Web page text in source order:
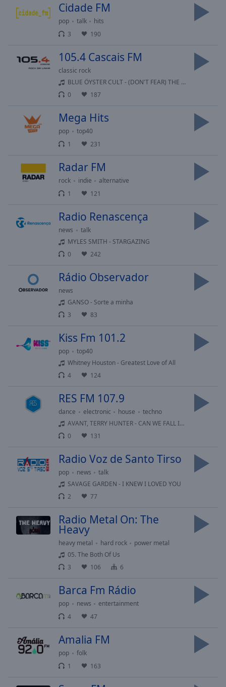
cancel
window.
Opacity
Caption
Opacity
Done
dialog
window.
Cidade FM
pop talk
hits
3
190
105.4 Cascais FM
classic rock
BLUE ÖYSTER CULT - (DON'T FEAR) THE REAPER
0
187
Mega Hits
pop
top40
1
231
Radar FM
rock indie
alternative
1
121
Radio Renascença
news
talk
MYLES SMITH - STARGAZING
0
242
Rádio Observador
news
GANSO - Sorte a minha
3
83
Kiss Fm 101.2
pop
top40
Whitney Houston - Greatest Love of All
4
124
RES FM 107.9
dance electronic house
techno
AVANT, TERRY HUNTER - CAN WE FALL IN LOVE (TERRY HUNTER SOULFUL MIX)
0
131
Radio Voz de Santo Tirso
pop news
talk
SAVAGE GARDEN - I KNEW I LOVED YOU
2
77
Radio Metal On: The
Heavy
heavy metal hard rock
power metal
05. The Both Of Us
3
106 6
Barca Fm Rádio
pop news
entertainment
4
47
Amalia FM
pop
folk
1
163